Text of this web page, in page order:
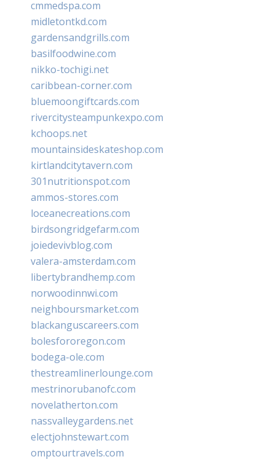
cmmedspa.com
midletontkd.com
gardensandgrills.com
basilfoodwine.com
nikko-tochigi.net
caribbean-corner.com
bluemoongiftcards.com
rivercitysteampunkexpo.com
kchoops.net
mountainsideskateshop.com
kirtlandcitytavern.com
301nutritionspot.com
ammos-stores.com
loceanecreations.com
birdsongridgefarm.com
joiedevivblog.com
valera-amsterdam.com
libertybrandhemp.com
norwoodinnwi.com
neighboursmarket.com
blackanguscareers.com
bolesfororegon.com
bodega-ole.com
thestreamlinerlounge.com
mestrinorubanofc.com
novelatherton.com
nassvalleygardens.net
electjohnstewart.com
omptourtravels.com